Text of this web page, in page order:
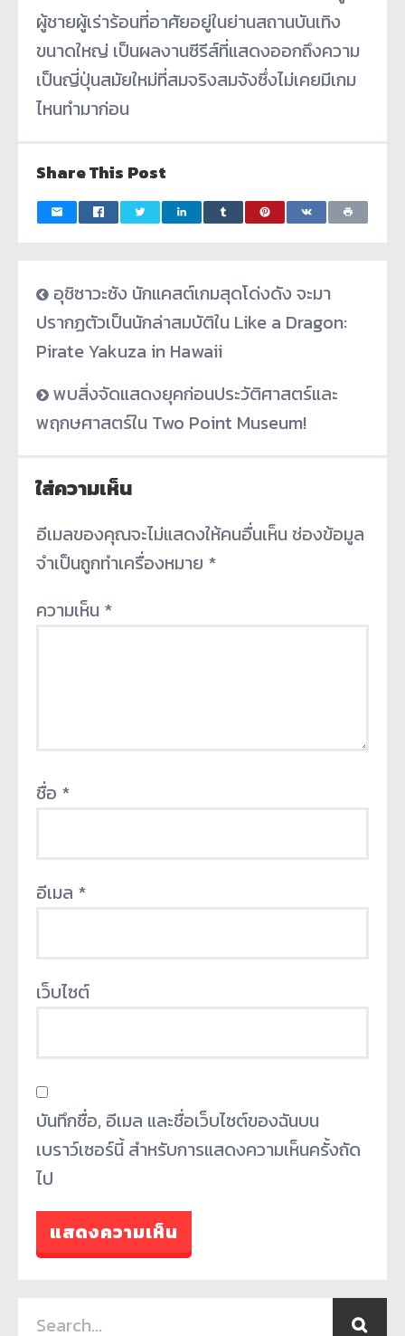
ผู้ชายผู้เร่าร้อนที่อาศัยอยู่ในย่านสถานบันเทิง
ขนาดใหญ่ เป็นผลงานซีรีส์ที่แสดงออกถึงความ
เป็นญี่ปุ่นสมัยใหม่ที่สมจริงสมจังซึ่งไม่เคยมีเกม
ไหนทำมาก่อน
Share This Post
อุชิซาวะซัง นักแคสต์เกมสุดโด่งดัง จะมา
ปรากฏตัวเป็นนักล่าสมบัติใน Like a Dragon:
Pirate Yakuza in Hawaii
พบสิ่งจัดแสดงยุคก่อนประวัติศาสตร์และ
พฤกษศาสตร์ใน Two Point Museum!
ใส่ความเห็น
อีเมลของคุณจะไม่แสดงให้คนอื่นเห็น ช่องข้อมูล
จำเป็นถูกทำเครื่องหมาย *
ความเห็น *
ชื่อ *
อีเมล *
เว็บไซต์
บันทึกชื่อ, อีเมล และชื่อเว็บไซต์ของฉันบน
เบราว์เซอร์นี้ สำหรับการแสดงความเห็นครั้งถัด
ไป